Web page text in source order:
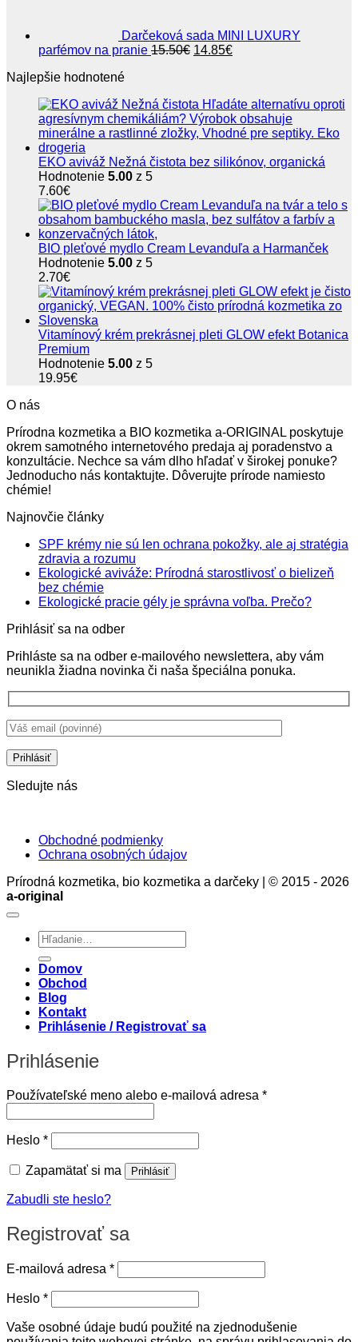
Darčeková sada MINI LUXURY
parfémov na pranie 15.50€ Pôvodná
14.85€Aktuálna
Najlepšie hodnotené
EKO aviváž Nežná čistota bez silikónov, organická
Hodnotenie 5.00 z 5
7.60€
BIO pleťové mydlo Cream Levanduľa a Harmanček
Hodnotenie 5.00 z 5
2.70€
Vitamínový krém prekrásnej pleti GLOW efekt Botanica
Premium
Hodnotenie 5.00 z 5
19.95€
O nás
Prírodna kozmetika a BIO kozmetika a-ORIGINAL poskytuje
okrem samotného internetového predaja aj poradenstvo a
konzultácie. Nechce sa vám dlho hľadať v širokej ponuke?
Jednoducho nás kontaktujte. Dôverujte prírode namiesto
chémie!
Najnovčie články
SPF krémy nie sú len ochrana pokožky, ale aj stratégia
zdravia a rozumu
komentáre
SPF
len
ochrana
Ekologické aviváže: Prírodná starostlivosť o bielizeň
bez chémieŽiadne
komentáre
Ekologické
Prírodná
starostlivosť
Ekologické pracie gély je správna voľba. Prečo?Žiadne
pracie
Prihlásiť sa na odber
Prihláste sa na odber e-mailového newslettera, aby vám
neunikla žiadna novinka či naša špeciálna ponuka.
Sledujte nás
Obchodné podmienky
Ochrana osobných údajov
Prírodná kozmetika, bio kozmetika a darčeky | © 2015 - 2026
a-original
Hľadať:
Domov
Obchod
Blog
Kontakt
Prihlásenie / Registrovať sa
Prihlásenie
Používateľské meno alebo e-mailová adresa *Povinné
Heslo *Povinné
Zapamätať si ma Prihlásiť
Zabudli ste heslo?
Registrovať sa
E-mailová adresa *Povinné
Heslo *Povinné
Vaše osobné údaje budú použité na zjednodušenie